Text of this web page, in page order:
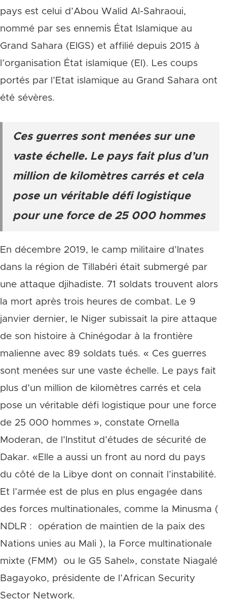
pays est celui d’Abou Walid Al-Sahraoui,
nommé par ses ennemis État Islamique au
Grand Sahara (EIGS) et affilié depuis 2015 à
l’organisation État islamique (EI). Les coups
portés par l’Etat islamique au Grand Sahara ont
été sévères.
Ces guerres sont menées sur une
vaste échelle. Le pays fait plus d’un
million de kilomètres carrés et cela
pose un véritable défi logistique
pour une force de 25 000 hommes
En décembre 2019, le camp militaire d’Inates
dans la région de Tillabéri était submergé par
une attaque djihadiste. 71 soldats trouvent alors
la mort après trois heures de combat. Le 9
janvier dernier, le Niger subissait la pire attaque
de son histoire à Chinégodar à la frontière
malienne avec 89 soldats tués. « Ces guerres
sont menées sur une vaste échelle. Le pays fait
plus d’un million de kilomètres carrés et cela
pose un véritable défi logistique pour une force
de 25 000 hommes », constate Ornella
Moderan, de l’Institut d’études de sécurité de
Dakar. «Elle a aussi un front au nord du pays
du côté de la Libye dont on connait l’instabilité.
Et l’armée est de plus en plus engagée dans
des forces multinationales, comme la Minusma (
NDLR : opération de maintien de la paix des
Nations unies au Mali ), la Force multinationale
mixte (FMM) ou le G5 Sahel», constate Niagalé
Bagayoko, présidente de l’African Security
Sector Network.